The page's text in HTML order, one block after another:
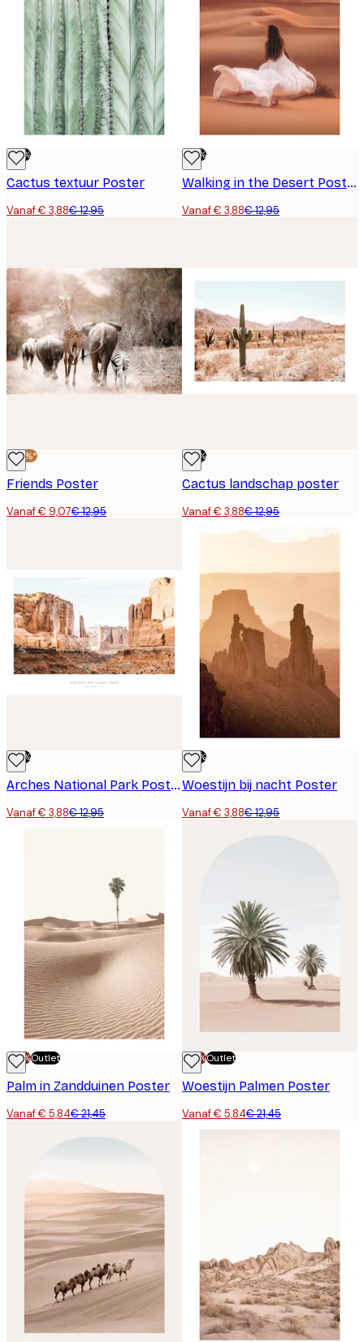
-70%
Cactus textuur Poster
Vanaf € 3,88€ 12,95
-70%
Walking in the Desert Poster
Vanaf € 3,88€ 12,95
-30%*
Friends Poster
Vanaf € 9,07€ 12,95
-70%
Cactus landschap poster
Vanaf € 3,88€ 12,95
-70%
Arches National Park Poster
Vanaf € 3,88€ 12,95
-70%
Woestijn bij nacht Poster
Vanaf € 3,88€ 12,95
-70%Outlet
Palm in Zandduinen Poster
Vanaf € 5,84€ 21,45
-70%Outlet
Woestijn Palmen Poster
Vanaf € 5,84€ 21,45